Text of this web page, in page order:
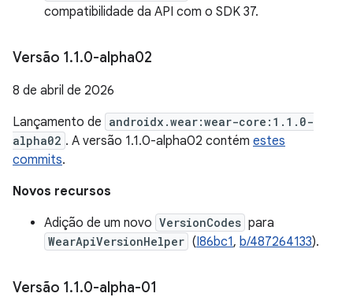
compatibilidade da API com o SDK 37.
Versão 1.1.0-alpha02
8 de abril de 2026
Lançamento de androidx.wear:wear-core:1.1.0-
alpha02 . A versão 1.1.0-alpha02 contém estes
commits.
Novos recursos
Adição de um novo VersionCodes para
WearApiVersionHelper (I86bc1, b/487264133).
Versão 1.1.0-alpha-01